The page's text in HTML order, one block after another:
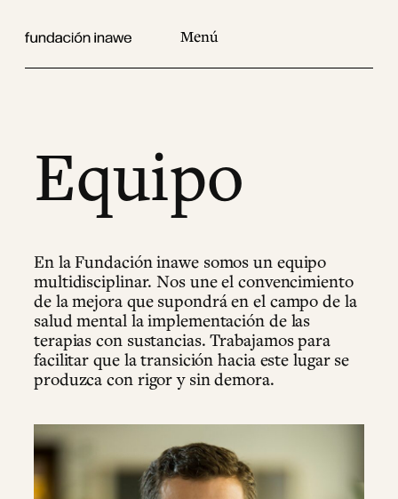
Equipo
En la Fundación inawe somos un equipo
multidisciplinar. Nos une el convencimiento
de la mejora que supondrá en el campo de la
salud mental la implementación de las
terapias con sustancias. Trabajamos para
facilitar que la transición hacia este lugar se
produzca con rigor y sin demora.